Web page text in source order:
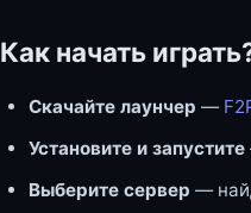
Как начать
Скачайте лаунчер —
Установите и запустите
Выберите сервер —